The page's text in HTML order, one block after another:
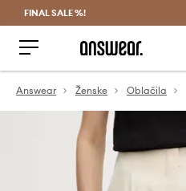
FINAL SALE %!
Answear Ženske Oblačila